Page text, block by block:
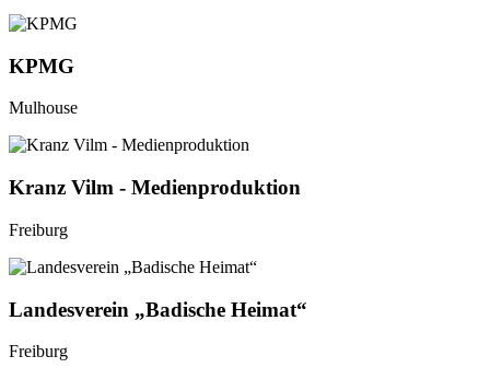
KPMG
Mulhouse
Kranz Vilm - Medienproduktion
Freiburg
Landesverein „Badische Heimat“
Freiburg